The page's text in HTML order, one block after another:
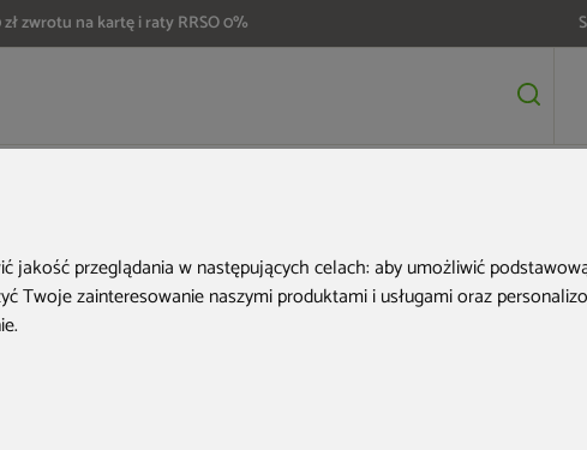
jakość przeglądania w następujących celach:aby umożliwić
Twoje zainteresowanie naszymi produktami i usługami oraz
.
zwrotu na kartę i raty RRSO 0%
579 zł
Krzesło